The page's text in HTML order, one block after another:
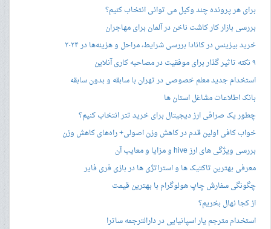
برای هر پرونده چند وکیل می توانی انتخاب کنیم؟
بررسی بازار کار کاشت ناخن در آلمان برای مهاجران
خرید بیزینس در کانادا بررسی شرایط، مراحل و هزینه‌ها در ۲۰۲۴
۹ نکته تاثیر گذار برای موفقیت در مصاحبه کاری آنلاین
استخدام جدید معلم خصوصی در تهران با سابقه و بدون سابقه
بانک اطلاعات مشاغل استان ها
چطور یک صرافی ارز دیجیتال برای خرید تتر انتخاب کنیم؟
خواب کافی اولین قدم در کاهش وزن اصولی+ راه‌های کاهش وزن
بررسی ویژگی های ارز hive و مزایا و معایب آن
معرفی بهترین تاکتیک ها و استراتژی ها در بازی فری فایر
چگونگی سفارش چاپ هولوگرام با بهترین قیمت
از کجا نهال بخریم؟
استخدام مترجم یار اسپانیایی در دارالترجمه ساترا